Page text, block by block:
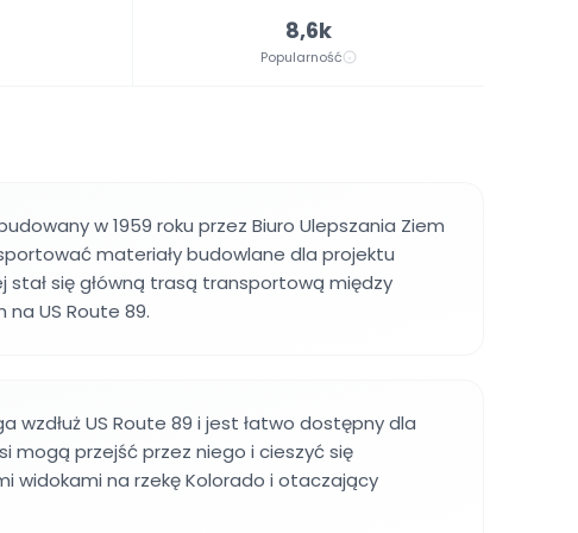
8,6k
Popularność
w 1959 roku przez Biuro Ulepszania Ziem
materiały budowlane dla projektu
stał się główną trasą transportową między
na US Route 89.
wzdłuż US Route 89 i jest łatwo dostępny dla
mogą przejść przez niego i cieszyć się
widokami na rzekę Kolorado i otaczający